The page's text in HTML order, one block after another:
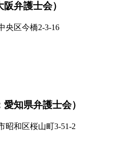
阪弁護士会）
央区今橋2-3-16
愛知県弁護士会）
昭和区桜山町3-51-2